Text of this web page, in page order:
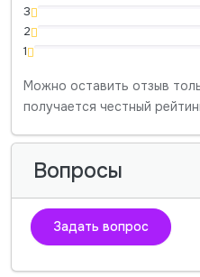
3
2
1
Можно оставить отзыв
получается честный
Вопросы
Задать вопрос